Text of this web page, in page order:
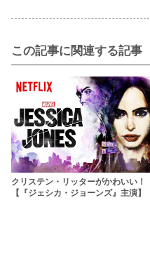
この記事に関連する記事
クリステン・リッターがかわいい！
【『ジェシカ・ジョーンズ』主演】